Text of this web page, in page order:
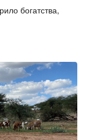
богатства,